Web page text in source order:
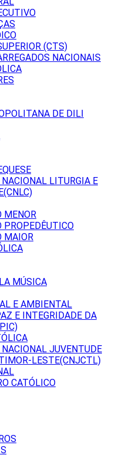
(CTS)
NACIONAIS
DE DILI
LITURGIA E
MENOR
PROPEDÊUTICO
MAIOR
MÚSICA
E AMBIENTAL
E INTEGRIDADE DA
JUVENTUDE
LESTE(CNJCTL)
CATÓLICO